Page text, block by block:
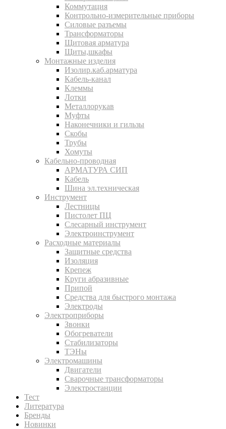
Коммутация
Контрольно-измерительные приборы
Силовые разъемы
Трансформаторы
Щитовая арматура
Щиты,шкафы
Монтажные изделия
Изолир.каб.арматура
Кабель-канал
Клеммы
Лотки
Металлорукав
Муфты
Наконечники и гильзы
Скобы
Трубы
Хомуты
Кабельно-проводная
АРМАТУРА СИП
Кабель
Шина эл.техническая
Инструмент
Лестницы
Пистолет ПЦ
Слесарный инструмент
Электроинструмент
Расходные материалы
Защитные средства
Изоляция
Крепеж
Круги абразивные
Припой
Средства для быстрого монтажа
Электроды
Электроприборы
Звонки
Обогреватели
Стабилизаторы
ТЭНы
Электромашины
Двигатели
Сварочные трансформаторы
Электростанции
Тест
Литература
Бренды
Новинки